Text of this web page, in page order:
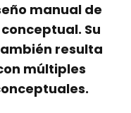
manual de
Su
resulta
múltiples